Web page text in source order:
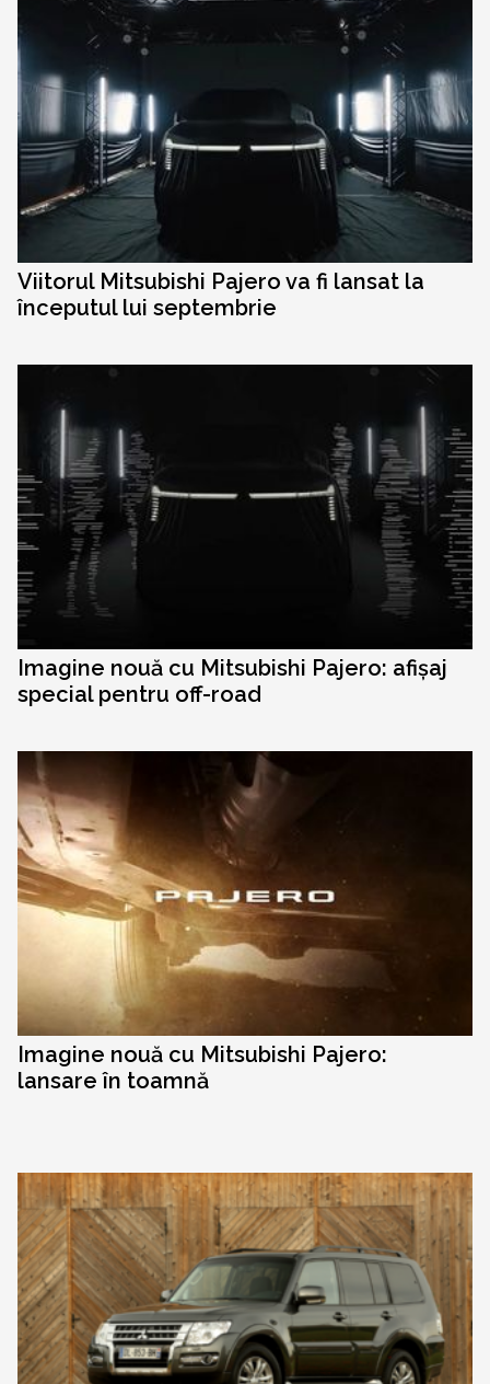
Viitorul Mitsubishi Pajero va fi lansat la
începutul lui septembrie
Imagine nouă cu Mitsubishi Pajero: afișaj
special pentru off-road
Imagine nouă cu Mitsubishi Pajero:
lansare în toamnă